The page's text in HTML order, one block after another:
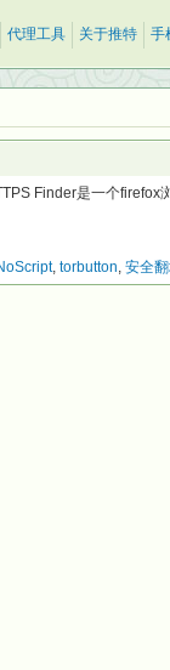
代理工具 关于推特 手
Finder是一个firefox
, torbutton, 安全